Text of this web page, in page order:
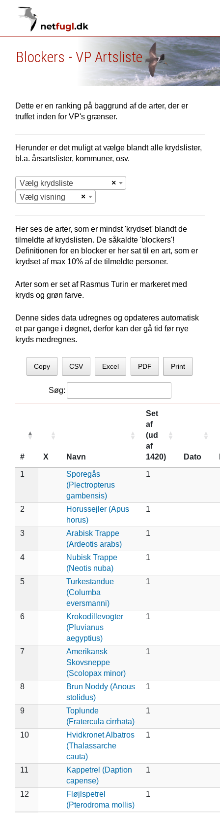
Blockers - VP Artsliste
Dette er en ranking på baggrund af de arter, der er
truffet inden for VP's grænser.
Herunder er det muligt at vælge blandt alle krydslister,
bl.a. årsartslister, kommuner, osv.
×
Vælg krydsliste
×
Vælg visning
Her ses de arter, som er mindst 'krydset' blandt de
tilmeldte af krydslisten. De såkaldte 'blockers'!
Definitionen for en blocker er her sat til en art, som er
krydset af max 10% af de tilmeldte personer.
Arter som er set af Rasmus Turin er markeret med
kryds og grøn farve.
Denne sides data udregnes og opdateres automatisk
et par gange i døgnet, derfor kan der gå tid før nye
kryds medregnes.
Copy CSV Excel PDF Print
Søg:
# X Navn
Set
af
(ud
af
1420)
Dato
1
Sporegås
(Plectropterus
gambensis)
1
2
Horussejler (Apus
horus)
1
3
Arabisk Trappe
(Ardeotis arabs)
1
4
Nubisk Trappe
(Neotis nuba)
1
5
Turkestandue
(Columba
eversmanni)
1
6
Krokodillevogter
(Pluvianus
aegyptius)
1
7
Amerikansk
Skovsneppe
(Scolopax minor)
1
8
Brun Noddy (Anous
stolidus)
1
9
Toplunde
(Fratercula cirrhata)
1
10
Hvidkronet Albatros
(Thalassarche
cauta)
1
11
Kappetrel (Daption
capense)
1
12
Fløjlspetrel
(Pterodroma mollis)
1